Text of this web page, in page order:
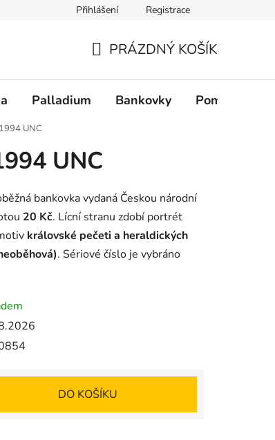
Přihlášení Registrace
PRÁZDNÝ KOŠÍK
Palladium Bankovky Pomůcky
UNC
UNC
bankovka vydaná Českou národní
20 Kč. Lícní stranu zdobí portrét
královské pečeti a heraldických
. Sériové číslo je vybráno
DO KOŠÍKU